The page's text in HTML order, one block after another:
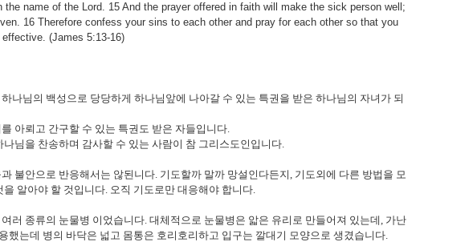
name of the Lord. 15 And the prayer offered in faith will make the sick person well;
16 Therefore confess your sins to each other and pray for each other so that you
(James 5:13-16)
나님의 백성으로 당당하게 하나님앞에 나아갈 수 있는 특권을 받은 하나님의 자녀가 되
아뢰고 간구할 수 있는 특권도 받은 자들입니다.
나님을 찬송하며 감사할 수 있는 사람이 참 그리스도인입니다.
불안으로 반응해서는 않된니다. 기도할까 말까 망설인다든지, 기도외에 다른 방법을 모
알아야 할 것입니다. 오직 기도로만 대응해야 합니다.
러 종류의 눈물병 이었습니다. 대체적으로 눈물병은 앏은 유리로 만들어져 있는데, 가난
했는데 병의 바닥은 넓고 몸통은 호리호리하고 입구는 깔대기 모양으로 생겼습니다.